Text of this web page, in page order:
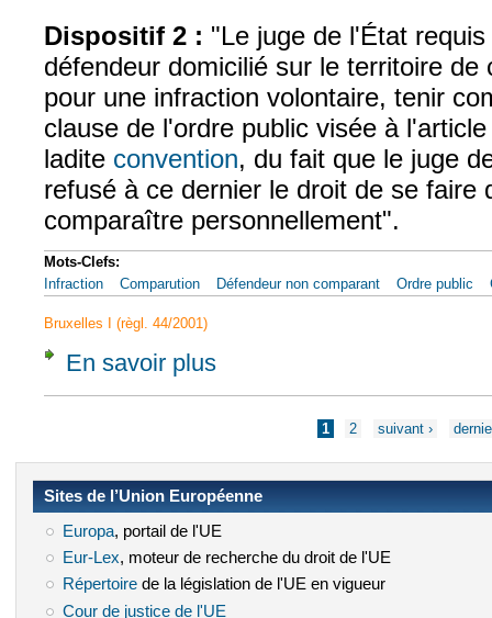
Dispositif 2 : "Le juge de l'État
défendeur domicilié sur le territoire de
pour une infraction volontaire, tenir
clause de l'ordre public visée à
ladite convention (le lien est externe)
, du fait que le juge
refusé à ce dernier le droit de se faire
comparaître personnellement".
Mots-Clefs:
Infraction
Comparution Défendeur non comparant Ordre public
Bruxelles I (règl. 44/2001)
En savoir plus
1 2 suivant ›
Sites de l’Union Européenne
Europa(le lien est externe)
, portail de l'UE
Eur-Lex (le lien est externe)
, moteur de recherche du droit de l'UE
Répertoire(le lien est externe)
de la législation de l'UE en vigueur
Cour de justice de l'UE